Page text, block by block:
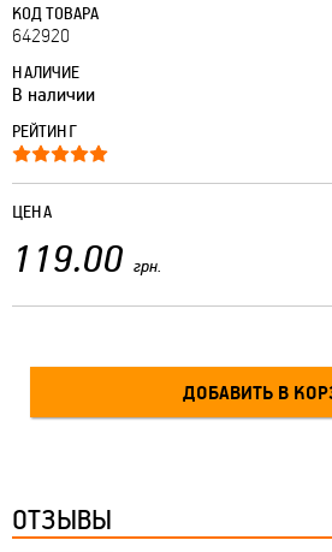
КОД ТОВАРА
642920
НАЛИЧИЕ
В наличии
РЕЙТИНГ
ЦЕНА
119.00 грн.
ОТЗЫВЫ